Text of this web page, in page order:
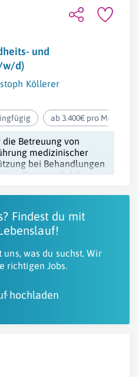
und
w/d)
Köllerer
ab 3.400€ pro Monat
Betreuung von
medizinischer
bei Behandlungen
Praxis in Salzburg.
Findest du mit
was du suchst. Wir
richtigen Jobs.
hochladen